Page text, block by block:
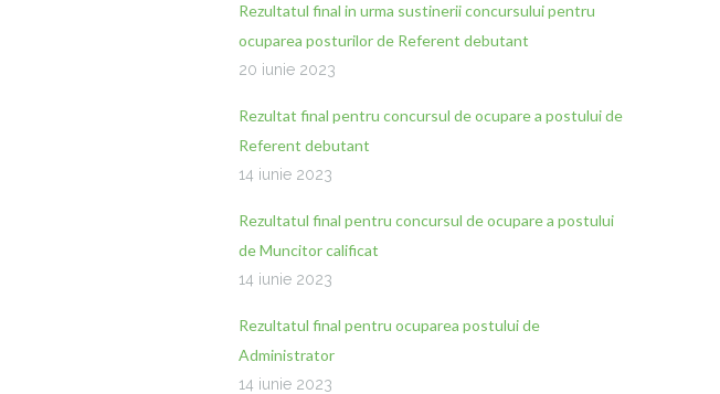
Rezultatul final in urma sustinerii concursului pentru
ocuparea posturilor de Referent debutant
20 iunie 2023
Rezultat final pentru concursul de ocupare a postului de
Referent debutant
14 iunie 2023
Rezultatul final pentru concursul de ocupare a postului
de Muncitor calificat
14 iunie 2023
Rezultatul final pentru ocuparea postului de
Administrator
14 iunie 2023